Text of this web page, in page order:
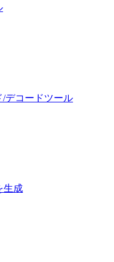
デコードツール
生成